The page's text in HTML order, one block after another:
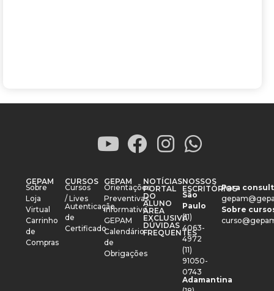
GEPAM
Sobre
Loja
Virtual
Carrinho
de
Compras
CURSOS
Cursos
/ Lives
Autenticação
de
Certificado
GEPAM
Orientações
Preventivas
Informativo
GEPAM
Calendário
de
Obrigações
NOTÍCIAS
PORTAL
DO
ALUNO
ÁREA
EXCLUSIVA
DÚVIDAS
FREQUENTES
NOSSOS
ESCRITÓRIOS
São
Paulo
(11)
4063-
4972
(11)
91050-
0743
Adamantina
Para
Sobre